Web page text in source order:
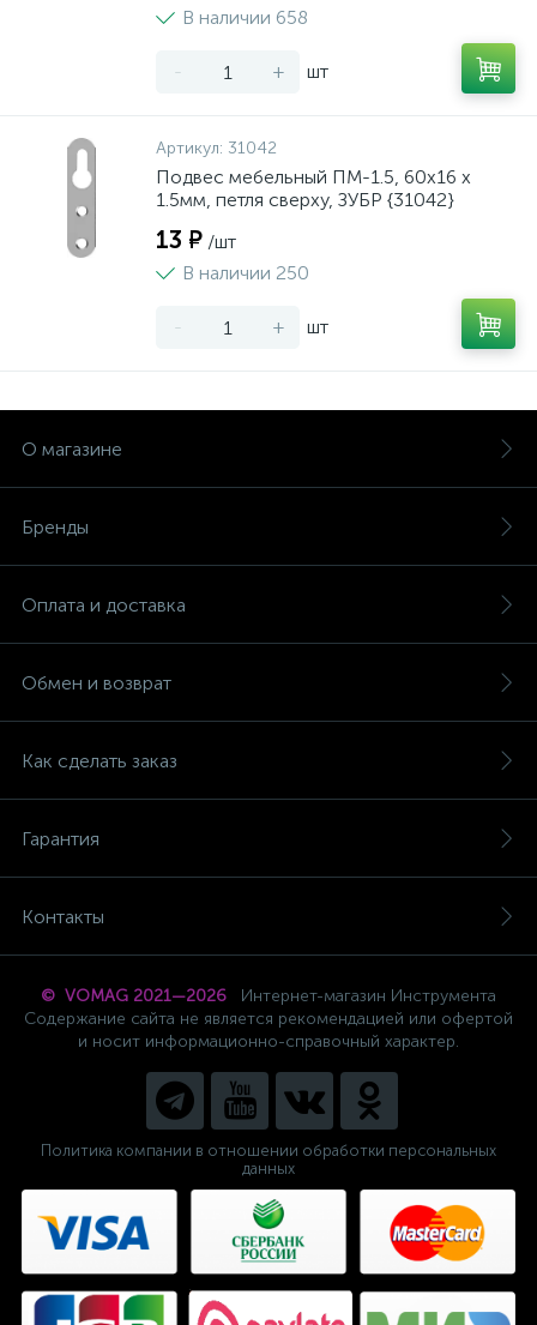
В наличии 658
- + шт
Артикул: 31042
Подвес мебельный ПМ-1.5, 60х16 х
1.5мм, петля сверху, ЗУБР {31042}
13 ₽ /шт
В наличии 250
- + шт
О магазине
Бренды
Оплата и доставка
Обмен и возврат
Как сделать заказ
Гарантия
Контакты
© VOMAG 2021—2026
Интернет-магазин Инструмента
Содержание сайта не является рекомендацией или офертой
и носит информационно-справочный характер.
Политика компании в отношении обработки персональных
данных